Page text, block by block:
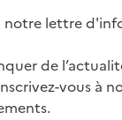
notre lettre
de
vous à